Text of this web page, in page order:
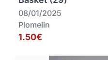
08/01/2025
Plomelin
1.50€